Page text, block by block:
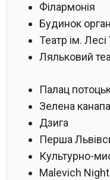
Філармонія
Будинок
Театр ім. Лесі
Ляльковий
Палац
Зелена канапа
Дзига
Перша
Культурно-
Malevich